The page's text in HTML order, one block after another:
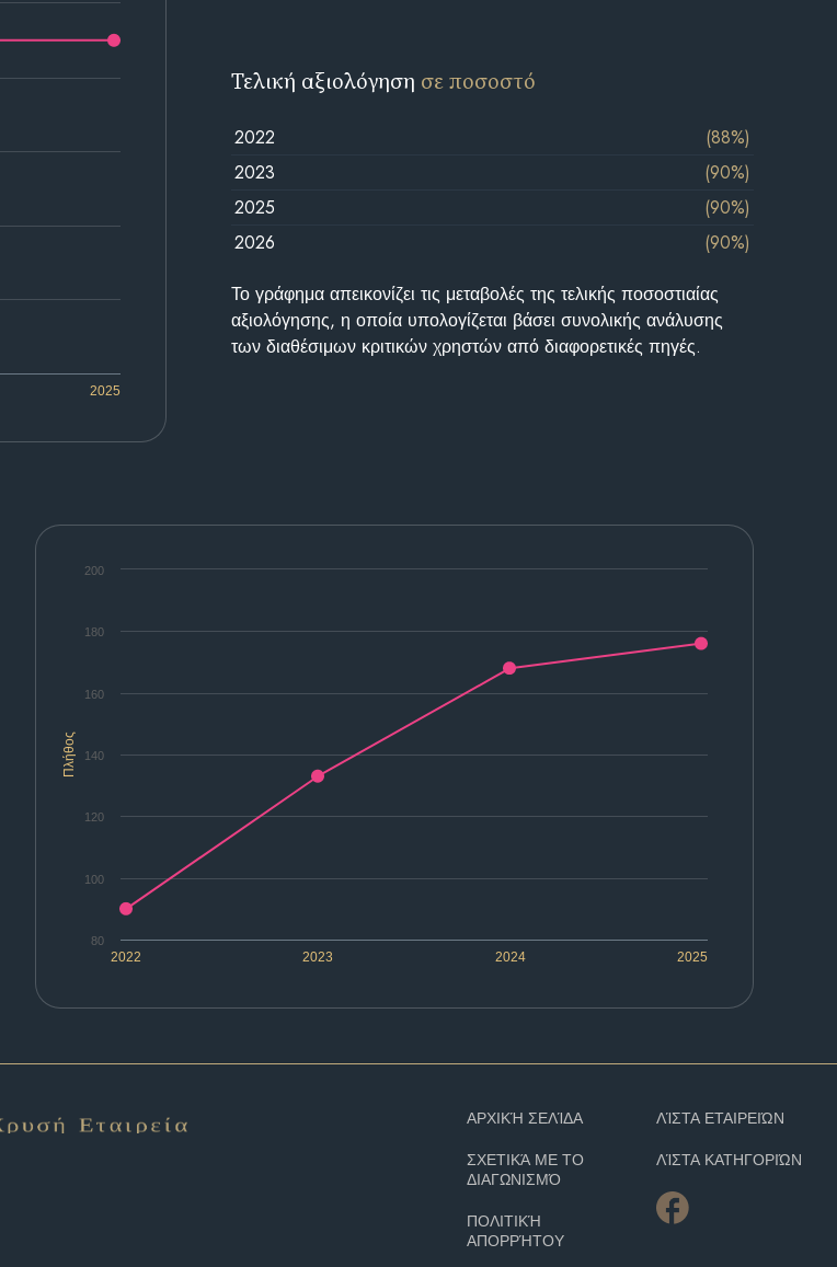
2025
Τελική αξιολόγηση σε ποσοστό
2022
(88%)
2023
(90%)
2025
(90%)
2026
(90%)
Το γράφημα απεικονίζει τις μεταβολές της τελικής ποσοστιαίας
αξιολόγησης, η οποία υπολογίζεται βάσει συνολικής ανάλυσης
των διαθέσιμων κριτικών χρηστών από διαφορετικές πηγές.
Πλήθος
2022 2023 2024 2025
80
100
120
140
160
180
200
ΑΡΧΙΚΉ ΣΕΛΊΔΑ
ΣΧΕΤΙΚΆ ΜΕ ΤΟ
ΔΙΑΓΩΝΙΣΜΌ
ΠΟΛΙΤΙΚΉ
ΑΠΟΡΡΉΤΟΥ
ΛΊΣΤΑ ΕΤΑΙΡΕΙΏΝ
ΛΊΣΤΑ ΚΑΤΗΓΟΡΙΏΝ